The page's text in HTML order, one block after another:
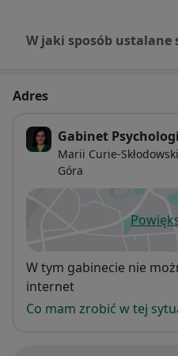
W jaki sposób ustalane
Adres
Gabinet
Marii Curie-
Góra
Dostępność
W tym gabinecie nie
internet
Co mam zrobić w tej